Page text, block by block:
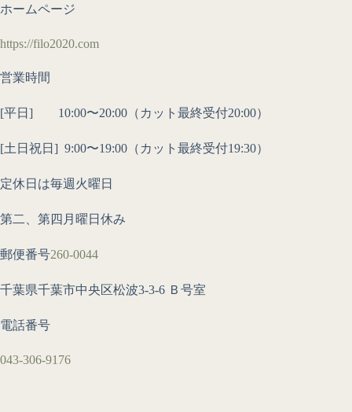
ホームページ
https://filo2020.com
営業時間
[平日] 10:00〜20:00（カット最終受付20:00）
[土日祝日] 9:00〜19:00（カット最終受付19:30）
定休日は毎週火曜日
第二、第四月曜日休み
郵便番号260-0044
千葉県千葉市中央区松波3-3-6 Ｂ号室
電話番号
043-306-9176